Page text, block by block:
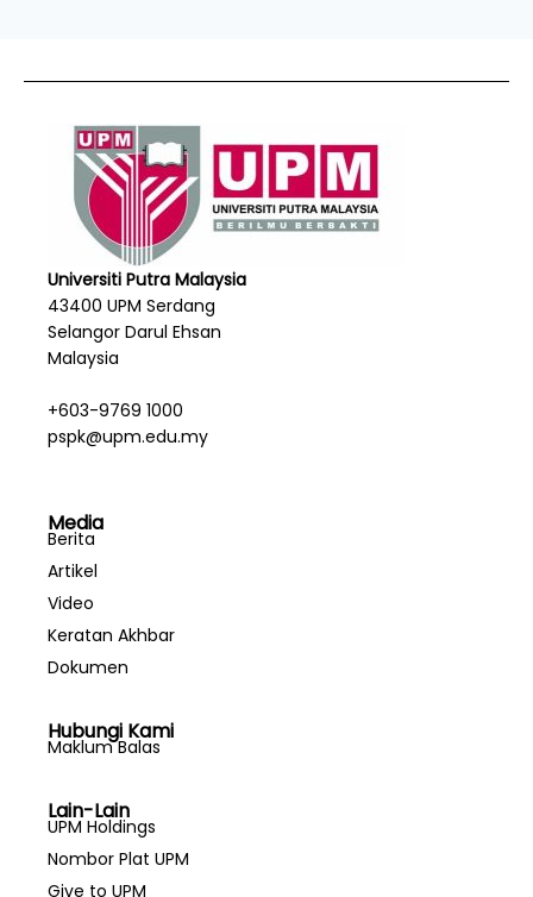
Universiti Putra Malaysia
43400 UPM Serdang
Selangor Darul Ehsan
Malaysia
+603-9769 1000
pspk@upm.edu.my
Media
Berita
Artikel
Video
Keratan Akhbar
Dokumen
Hubungi Kami
Maklum Balas
Lain-Lain
UPM Holdings
Nombor Plat UPM
Give to UPM